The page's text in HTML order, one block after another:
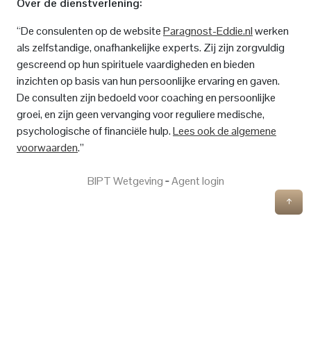
Over de dienstverlening:
“De consulenten op de websiteParagnost-Eddie.nlwerken
als zelfstandige, onafhankelijke experts. Zij zijn zorgvuldig
gescreend op hun spirituele vaardigheden en bieden
inzichten op basis van hun persoonlijke ervaring en gaven.
De consulten zijn bedoeld voor coaching en persoonlijke
groei, en zijn geen vervanging voor reguliere medische,
psychologische of financiële hulp.Lees ook de algemene
voorwaarden.”
BIPT Wetgeving‐Agent login